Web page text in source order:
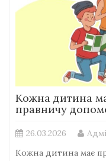
Кожна дитина
правничу
26.03.2026
Кожна дитина має